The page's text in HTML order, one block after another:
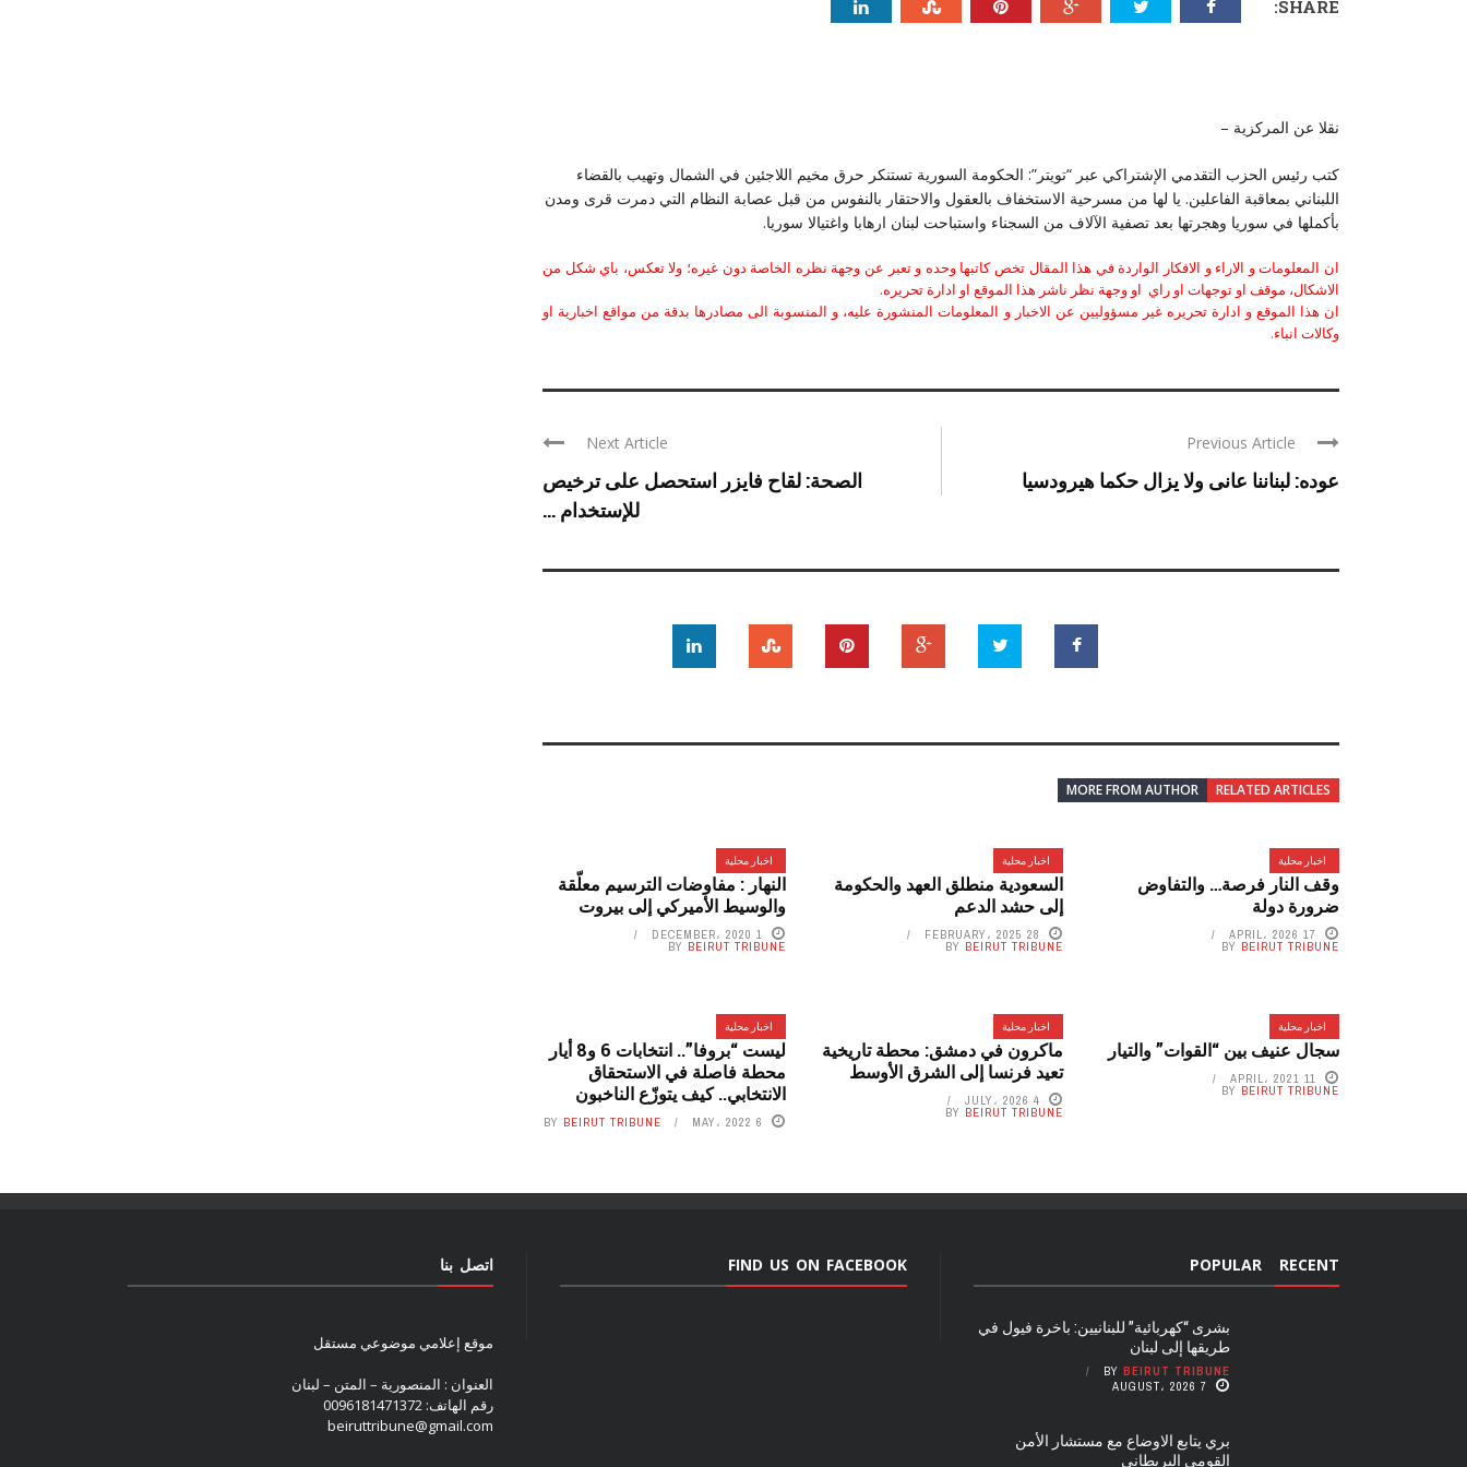
SHARE:
نقلا عن المركزية –
كتب رئيس الحزب التقدمي الإشتراكي عبر “تويتر”: الحكومة السورية تستنكر حرق مخيم اللاجئين في الشمال وتهيب بالقضاء
اللبناني بمعاقبة الفاعلين. يا لها من مسرحية الاستخفاف بالعقول والاحتقار بالنفوس من قبل عصابة النظام التي دمرت قرى ومدن
بأكملها في سوريا وهجرتها بعد تصفية الآلاف من السجناء واستباحت لبنان ارهابا واغتيالا سوريا.
ان المعلومات و الاراء و الافكار الواردة في هذا المقال تخص كاتبها وحده و تعبر عن وجهة نظره الخاصة دون غيره؛ ولا تعكس، باي شكل من
الاشكال، موقف او توجهات او راي او وجهة نظر ناشر هذا الموقع او ادارة تحريره.
ان هذا الموقع و ادارة تحريره غير مسؤوليين عن الاخبار و المعلومات المنشورة عليه، و المنسوبة الى مصادرها بدقة من مواقع اخبارية او
وكالات انباء.
Previous Article
عوده: لبناننا عانى ولا يزال حكما هيرودسيا
Next Article
الصحة: لقاح فايزر استحصل على ترخيص
للإستخدام ...
RELATED ARTICLES
MORE FROM AUTHOR
اخبار محلية
وقف النار فرصة… والتفاوض
ضرورة دولة
17 APRIL، 2026
BY BEIRUT TRIBUNE
اخبار محلية
السعودية منطلق العهد والحكومة
إلى حشد الدعم
28 FEBRUARY، 2025
BY BEIRUT TRIBUNE
اخبار محلية
النهار : مفاوضات الترسيم معلّقة
والوسيط الأميركي إلى ‏بيروت
1 DECEMBER، 2020
BY BEIRUT TRIBUNE
اخبار محلية
سجال عنيف بين “القوات” والتيار
11 APRIL، 2021
BY BEIRUT TRIBUNE
اخبار محلية
ماكرون في دمشق: محطة تاريخية
تعيد فرنسا إلى الشرق الأوسط
4 JULY، 2026
BY BEIRUT TRIBUNE
اخبار محلية
ليست “بروفا”.. انتخابات 6 و8 أيار
محطة فاصلة في الاستحقاق
الانتخابي.. كيف يتوزّع الناخبون
6 MAY، 2022 BY BEIRUT TRIBUNE
RECENT
POPULAR
بشرى “كهربائية” للبنانيين: باخرة فيول في
طريقها إلى لبنان
BY BEIRUT TRIBUNE
7 AUGUST، 2026
بري يتابع الاوضاع مع مستشار الأمن
القومي البريطاني
FIND US ON FACEBOOK اتصل بنا
موقع إعلامي موضوعي مستقل
العنوان : المنصورية – المتن – لبنان
رقم الهاتف: 0096181471372
beiruttribune@gmail.com